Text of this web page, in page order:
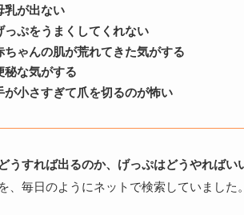
乳が出ない
っぷをうまくしてくれない
ちゃんの肌が荒れてきた気がする
秘な気がする
が小さすぎて爪を切るのが怖い
どうすれば出るのか、げっぷはどうやれば
、毎日のようにネットで検索していました。